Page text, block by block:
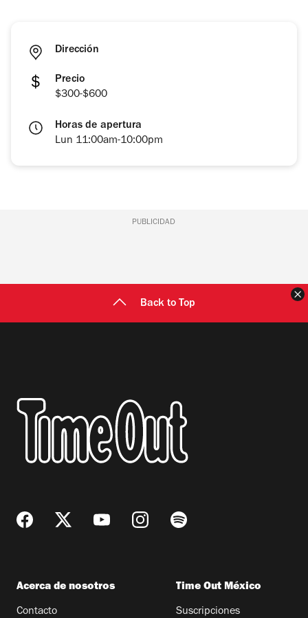
Dirección
Precio
$300-$600
Horas de apertura
Lun 11:00am-10:00pm
PUBLICIDAD
Back to Top
Acerca de nosotros
Contacto
Time Out México
Suscripciones